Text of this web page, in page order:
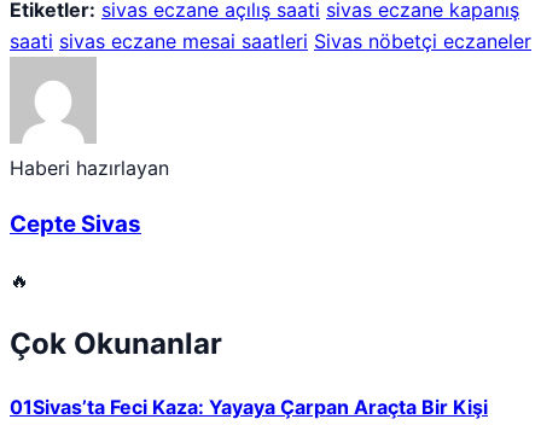
Etiketler: sivas eczane açılış saati sivas eczane kapanış
saati sivas eczane mesai saatleri Sivas nöbetçi eczaneler
Haberi hazırlayan
Cepte Sivas
🔥
Çok Okunanlar
01Sivas’ta Feci Kaza: Yayaya Çarpan Araçta Bir Kişi